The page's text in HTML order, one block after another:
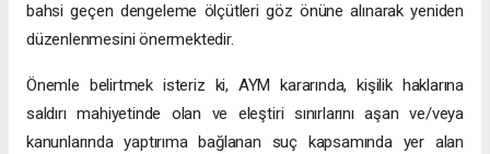
bahsi geçen dengeleme ölçütleri göz önüne alınarak yeniden
düzenlenmesini önermektedir.
Önemle belirtmek isteriz ki, AYM kararında, kişilik haklarına
saldırı mahiyetinde olan ve eleştiri sınırlarını aşan ve/veya
kanunlarında yaptırıma bağlanan suç kapsamında yer alan